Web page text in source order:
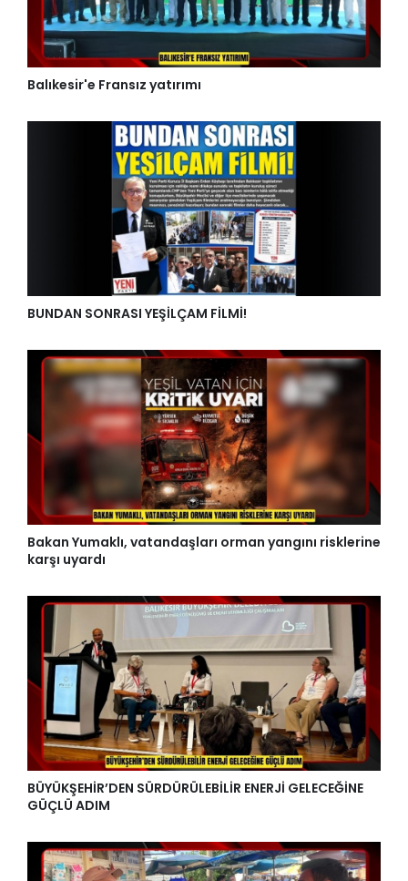
Balıkesir'e Fransız yatırımı
BUNDAN SONRASI YEŞİLÇAM FİLMİ!
Bakan Yumaklı, vatandaşları orman yangını risklerine
karşı uyardı
BÜYÜKŞEHİR’DEN SÜRDÜRÜLEBİLİR ENERJİ GELECEĞİNE
GÜÇLÜ ADIM